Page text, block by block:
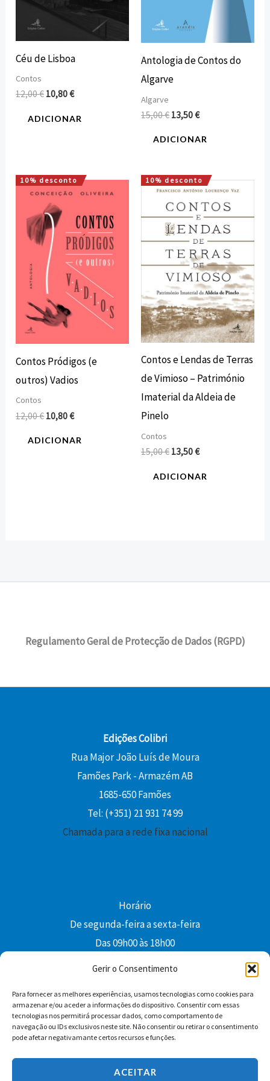
Gerir o Consentimento
Para fornecer as melhores experiências, usamos tecnologias como cookies para
armazenar e/ou aceder a informações do dispositivo. Consentir com essas
tecnologias nos permitirá processar dados, como comportamento de
navegação ou IDs exclusivos neste site. Não consentir ou retirar o consentimento
pode afetar negativamante certos recursos e funções.
ACEITAR
Céu de Lisboa
Contos
12,00€ 10,80€
ADICIONAR
Antologia de Contos do
Algarve
Algarve
15,00€ 13,50€
ADICIONAR
10% desconto
Contos Pródigos (e
outros) Vadios
Contos
12,00€
O
preço
original
era:
12,00 €.
10,80€
O
preço
é:
10,80 €.
ADICIONAR
10% desconto
Contos e Lendas de Terras
de Vimioso – Património
Imaterial da Aldeia de
Pinelo
Contos
15,00€
O
preço
original
era:
15,00 €.
13,50€
O
preço
atual
é:
13,50 €.
ADICIONAR
Regulamento Geral de Protecção de Dados (RGPD)
Edições Colibri
Rua Major João Luís de Moura
Famões Park - Armazém AB
1685-650 Famões
Tel: (+351) 21 931 74 99
Chamada para a rede fixa nacional
Horário
De segunda-feira a sexta-feira
Das 09h00 às 18h00
Facebook YouTube Instagram
Whatsapp
Condições Gerais de Venda